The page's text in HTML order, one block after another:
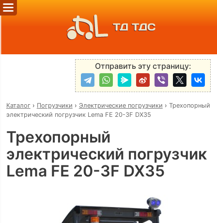
ТД ТДС
Отправить эту страницу:
Каталог› Погрузчики › Электрические погрузчики › Трехопорный
электрический погрузчик Lema FE 20-3F DX35
Трехопорный
электрический погрузчик
Lema FE 20-3F DX35